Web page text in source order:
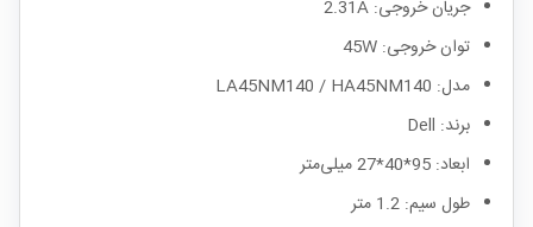
جریان خروجی: 2.31A
توان خروجی: 45W
مدل: LA45NM140 / HA45NM140
برند: Dell
ابعاد: 95*40*27 میلی‌متر
طول سیم: 1.2 متر